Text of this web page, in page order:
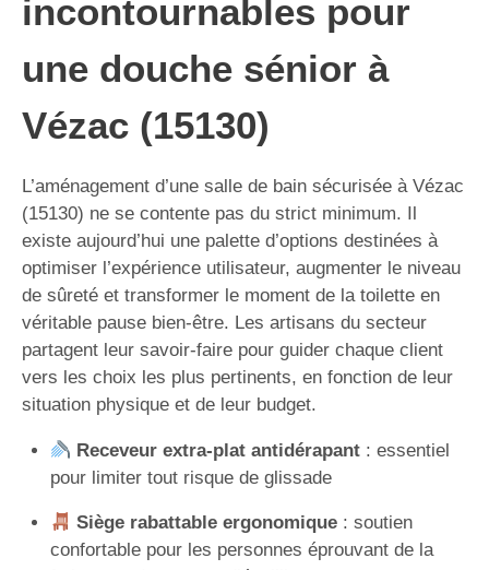
incontournables pour
une douche sénior à
Vézac (15130)
L’aménagement d’une salle de bain sécurisée à Vézac
(15130) ne se contente pas du strict minimum. Il
existe aujourd’hui une palette d’options destinées à
optimiser l’expérience utilisateur, augmenter le niveau
de sûreté et transformer le moment de la toilette en
véritable pause bien-être. Les artisans du secteur
partagent leur savoir-faire pour guider chaque client
vers les choix les plus pertinents, en fonction de leur
situation physique et de leur budget.
Receveur extra-plat antidérapant: essentiel
pour limiter tout risque de glissade
Siège rabattable ergonomique: soutien
confortable pour les personnes éprouvant de la